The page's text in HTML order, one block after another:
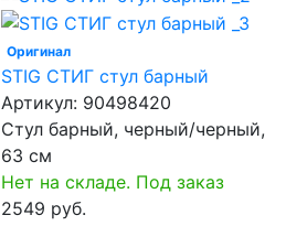
Оригинал
STIG СТИГ стул барный
Артикул: 90498420
Стул барный, черный/черный,
63 см
Нет на складе. Под заказ
2549 руб.